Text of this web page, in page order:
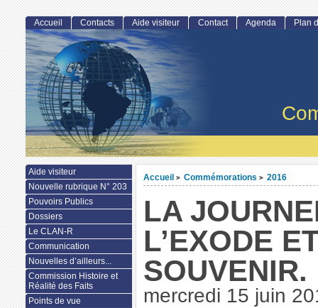
Accueil > Commémorations > 2016
LA
L’EXODE
SOUVENIR.
mercredi 15 juin
Accueil Contacts Aide visiteur Contact Agenda Plan
Aide visiteur
Nouvelle rubrique N° 203
Pouvoirs Publics
Dossiers
Le CLAN-R
Communication
Nouvelles d’ailleurs...
Commission Histoire et
Réalité des Faits
Points de vue